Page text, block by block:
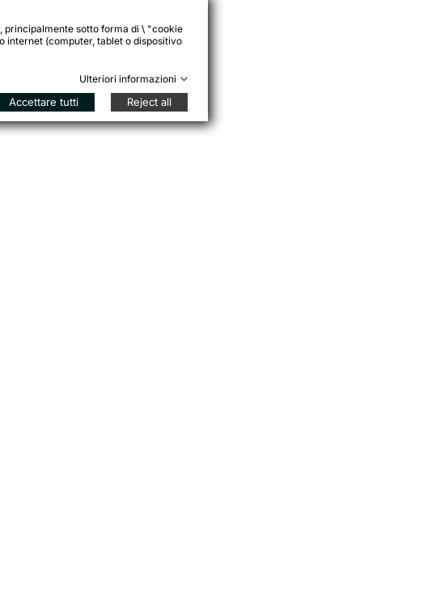
principalmente sotto forma di \ "cookie
internet (computer, tablet o dispositivo
Ulteriori informazioni
Accettare tutti Reject all